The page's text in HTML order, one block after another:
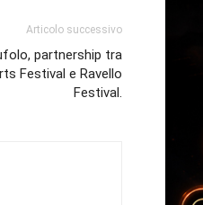
Articolo successivo
partnership tra
Festival e Ravello
Festival.